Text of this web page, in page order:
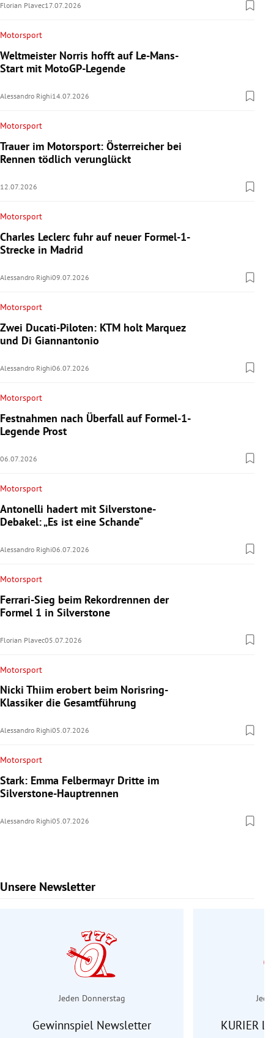
Florian Plavec17.07.2026
Motorsport
Weltmeister Norris hofft auf Le-Mans-
Start mit MotoGP-Legende
Alessandro Righi14.07.2026
Motorsport
Trauer im Motorsport: Österreicher bei
Rennen tödlich verunglückt
12.07.2026
Motorsport
Charles Leclerc fuhr auf neuer Formel-1-
Strecke in Madrid
Alessandro Righi09.07.2026
Motorsport
Zwei Ducati-Piloten: KTM holt Marquez
und Di Giannantonio
Alessandro Righi06.07.2026
Motorsport
Festnahmen nach Überfall auf Formel-1-
Legende Prost
06.07.2026
Motorsport
Antonelli hadert mit Silverstone-
Debakel: „Es ist eine Schande“
Alessandro Righi06.07.2026
Motorsport
Ferrari-Sieg beim Rekordrennen der
Formel 1 in Silverstone
Florian Plavec05.07.2026
Motorsport
Nicki Thiim erobert beim Norisring-
Klassiker die Gesamtführung
Alessandro Righi05.07.2026
Motorsport
Stark: Emma Felbermayr Dritte im
Silverstone-Hauptrennen
Alessandro Righi05.07.2026
Unsere Newsletter
Slide 1 von 7
Jeden Donnerstag
Gewinnspiel Newsletter KURIER